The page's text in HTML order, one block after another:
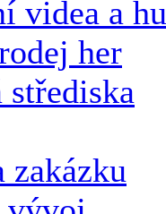
videa a
her
střediska